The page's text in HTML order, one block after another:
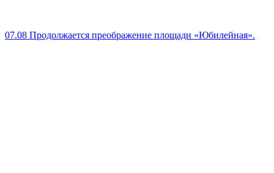
07.08 Продолжается преображение площади «Юбилейная».